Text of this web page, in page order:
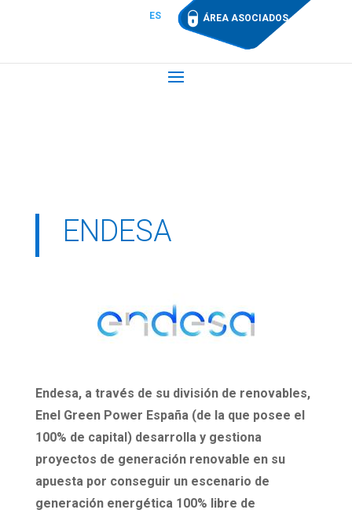
ES ÁREA ASOCIADOS
ENDESA
Endesa, a través de su división de renovables,
Enel Green Power España (de la que posee el
100% de capital) desarrolla y gestiona
proyectos de generación renovable en su
apuesta por conseguir un escenario de
generación energética 100% libre de